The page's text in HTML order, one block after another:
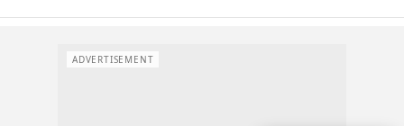
ADVERTISEMENT